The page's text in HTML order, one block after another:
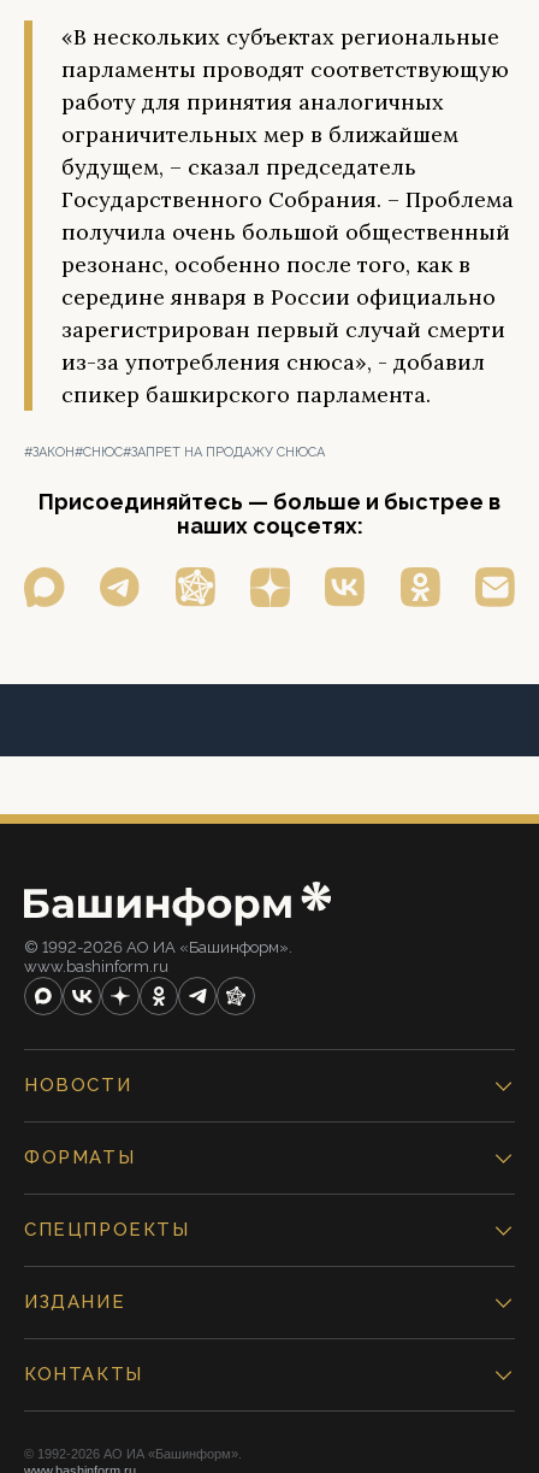
«В нескольких субъектах региональные
парламенты проводят соответствующую
работу для принятия аналогичных
ограничительных мер в ближайшем
будущем, – сказал председатель
Государственного Собрания. – Проблема
получила очень большой общественный
резонанс, особенно после того, как в
середине января в России официально
зарегистрирован первый случай смерти
из-за употребления снюса», - добавил
спикер башкирского парламента.
#ЗАКОН#СНЮС#ЗАПРЕТ НА ПРОДАЖУ СНЮСА
Присоединяйтесь — больше и быстрее в
наших соцсетях:
© 1992-2026 АО ИА «Башинформ».
www.bashinform.ru
НОВОСТИ
ФОРМАТЫ
СПЕЦПРОЕКТЫ
ИЗДАНИЕ
КОНТАКТЫ
© 1992-2026 АО ИА «Башинформ».